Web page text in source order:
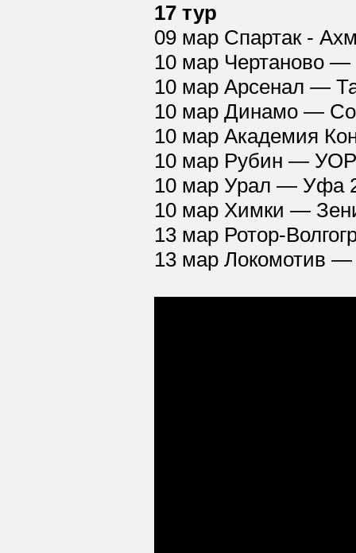
17 тур
09 мар Спартак -
10 мар Чертаново —
10 мар Арсенал —
10 мар Динамо —
10 мар Академия
10 мар Рубин — УОР-
10 мар Урал — Уфа
10 мар Химки —
13 мар Ротор-
13 мар Локомотив